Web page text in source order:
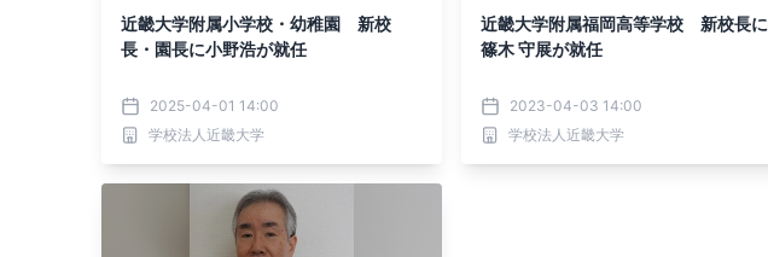
近畿大学附属小学校・幼稚園 新校
長・園長に小野浩が就任
2025-04-01 14:00
学校法人近畿大学
近畿大学附属福岡高等学校 新校長に
篠木 守展が就任
2023-04-03 14:00
学校法人近畿大学